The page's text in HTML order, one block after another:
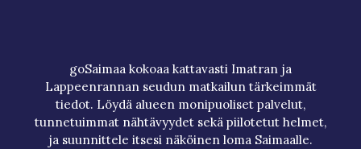
goSaimaa kokoaa kattavasti Imatran ja
Lappeenrannan seudun matkailun tärkeimmät
tiedot. Löydä alueen monipuoliset palvelut,
tunnetuimmat nähtävyydet sekä piilotetut helmet,
ja suunnittele itsesi näköinen loma Saimaalle.